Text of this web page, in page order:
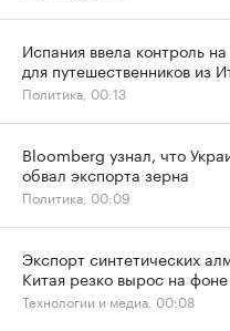
Испания ввела контроль
для путешественников из
Политика, 00:13
Bloomberg узнал, что
обвал экспорта зерна
Политика, 00:09
Экспорт синтетических
Китая резко вырос на
Технологии и медиа, 00:08